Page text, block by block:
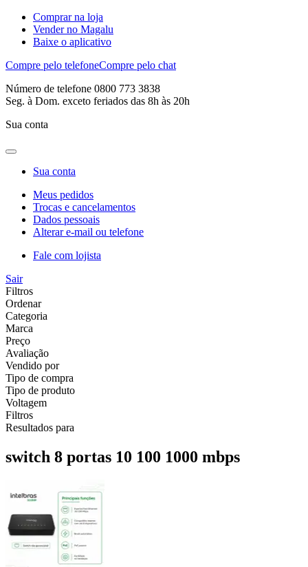
Comprar na loja
Vender no Magalu
Baixe o aplicativo
Compre pelo telefoneCompre pelo chat
Número de telefone 0800 773 3838
Seg. à Dom. exceto feriados das 8h às 20h
Sua conta
Sua conta
Meus pedidos
Trocas e cancelamentos
Dados pessoais
Alterar e-mail ou telefone
Fale com lojista
Sair
Filtros
Ordenar
Categoria
Marca
Preço
Avaliação
Vendido por
Tipo de compra
Tipo de produto
Voltagem
Filtros
Resultados para
switch 8 portas 10 100 1000 mbps